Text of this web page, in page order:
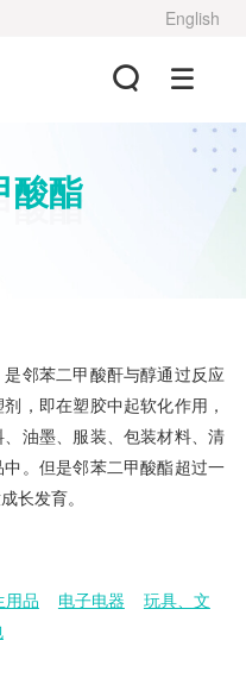
English
酸酯
酸酯
邻苯二甲酸酐与醇通过反应
，即在塑胶中起软化作用，
油墨、服装、包装材料、清
。但是邻苯二甲酸酯超过一
长发育。
用品 电子电器
玩具、文